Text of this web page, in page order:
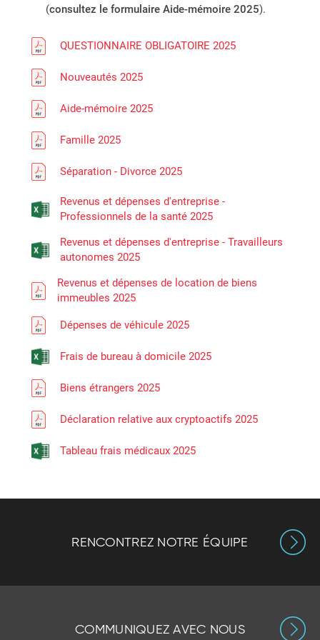
(consultez le formulaire Aide-mémoire 2025).
QUESTIONNAIRE OBLIGATOIRE 2025
Nouveautés 2025
Aide-mémoire 2025
Famille 2025
Séparation - Divorce 2025
Revenus et dépenses d'entreprise -
Professionnels de la santé 2025
déclarations fiscales de votre société, ne
TÉLÉCHARGER
Revenus et dépenses d'entreprise - Travailleurs
autonomes 2025
inclus dans les déclarations fiscales de sa
Revenus et dépenses de location de biens
immeubles 2025
Dépenses de véhicule 2025
uniquement si vous avez des dépenses
TÉLÉCHARGER
Frais de bureau à domicile 2025
signés, veuillez utiliser ce formulaire
d'emploi.
situation (employé ou employé à la
TÉLÉCHARGER
Biens étrangers 2025
TÉLÉCHARGER
Déclaration relative aux cryptoactifs 2025
Tableau frais médicaux 2025
RENCONTREZ NOTRE ÉQUIPE
COMMUNIQUEZ AVEC NOUS